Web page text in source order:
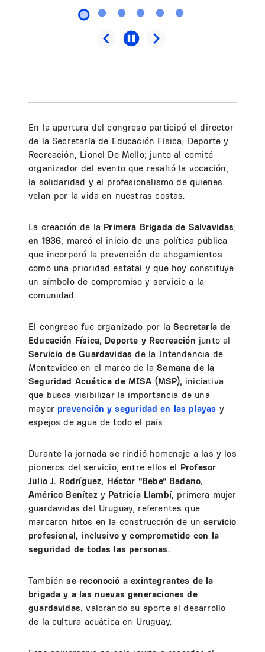
En la apertura del congreso participó el director
de la Secretaría de Educación Física, Deporte y
Recreación, Lionel De Mello; junto al comité
organizador del evento que resaltó la vocación,
la solidaridad y el profesionalismo de quienes
velan por la vida en nuestras costas.
La creación de la Primera Brigada de Salvavidas,
en 1936, marcó el inicio de una política pública
que incorporó la prevención de ahogamientos
como una prioridad estatal y que hoy constituye
un símbolo de compromiso y servicio a la
comunidad.
El congreso fue organizado por laSecretaría de
Educación Física, Deporte y Recreación junto al
Servicio de Guardavidasde la Intendencia de
Montevideo en el marco de laSemana de la
Seguridad Acuática de MISA (MSP), iniciativa
que busca visibilizar la importancia de una
mayor prevención y seguridad en las playas y
espejos de agua de todo el país.
Durante la jornada se rindió homenaje a las y los
pioneros del servicio, entre ellos el Profesor
Julio J. Rodríguez, Héctor “Bebe” Badano,
Américo Benítezy Patricia Llambí, primera mujer
guardavidas del Uruguay, referentes que
marcaron hitos en la construcción de unservicio
profesional, inclusivo y comprometido con la
seguridad de todas las personas.
Tambiénse reconoció a exintegrantes de la
brigada y a las nuevas generaciones de
guardavidas, valorando su aporte al desarrollo
de la cultura acuática en Uruguay.